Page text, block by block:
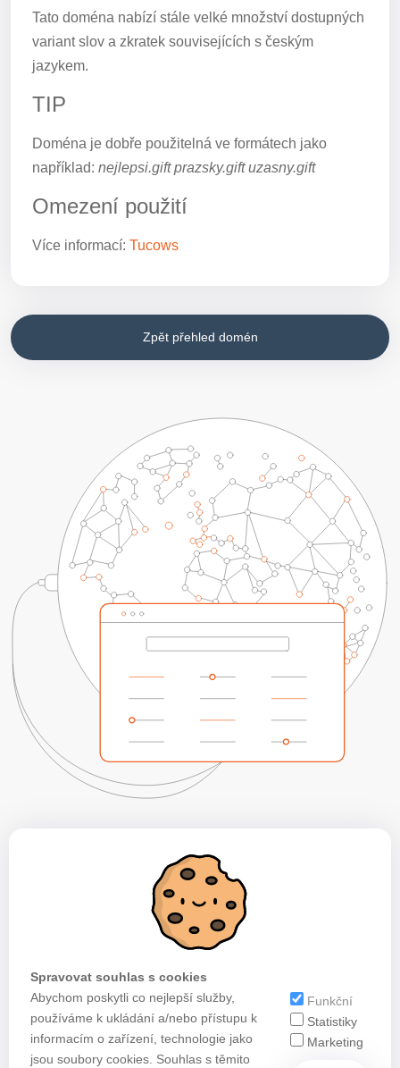
Tato doména nabízí stále velké množství dostupných
variant slov a zkratek souvisejících s českým
jazykem.
TIP
Doména je dobře použitelná ve formátech jako
například: nejlepsi.gift prazsky.gift uzasny.gift
Omezení použití
Více informací: Tucows
Zpět přehled domén
Spravovat souhlas s cookies
Abychom poskytli co nejlepší služby,
používáme k ukládání a/nebo přístupu k
informacím o zařízení, technologie jako
jsou soubory cookies. Souhlas s těmito
Funkční
Statistiky
Marketing